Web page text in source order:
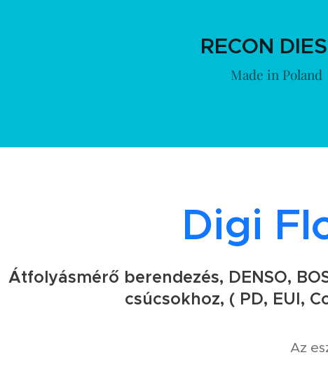
RECON
Made in Poland
Digi
Átfolyásmérő berendezés, DENSO,
csúcsokhoz, ( PD, EUI,
Az